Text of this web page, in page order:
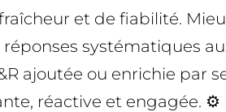
et de fiabilité.
systématiques
ajoutée ou enrichie par
réactive et engagée. ⚙️